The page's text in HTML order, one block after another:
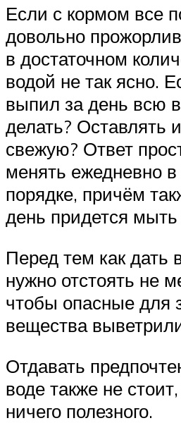
Если с кормом все
довольно
в достаточном
водой не так ясно.
выпил за день всю
делать? Оставлять
свежую? Ответ
менять ежедневно
порядке, причём
день придется мыть
Перед тем как дать
нужно отстоять не
чтобы опасные для
вещества
Отдавать
воде также не
ничего полезного.